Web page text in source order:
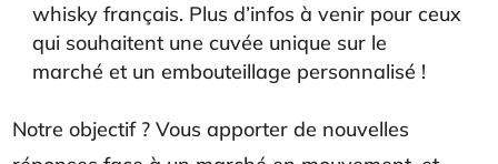
whisky français. Plus d’infos à venir pour ceux
qui souhaitent une cuvée unique sur le
marché et un embouteillage personnalisé !
Notre objectif ? Vous apporter de nouvelles